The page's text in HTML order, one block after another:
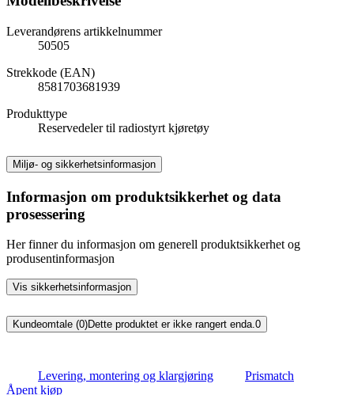
Leverandørens artikkelnummer
50505
Strekkode (EAN)
8581703681939
Produkttype
Reservedeler til radiostyrt kjøretøy
Miljø- og sikkerhetsinformasjon
Informasjon om produktsikkerhet og data
prosessering
Her finner du informasjon om generell produktsikkerhet og
produsentinformasjon
Vis sikkerhetsinformasjon
Kundeomtale (0)Dette produktet er ikke rangert enda.0
Levering, montering og klargjøring
Prismatch
Åpent kjøp